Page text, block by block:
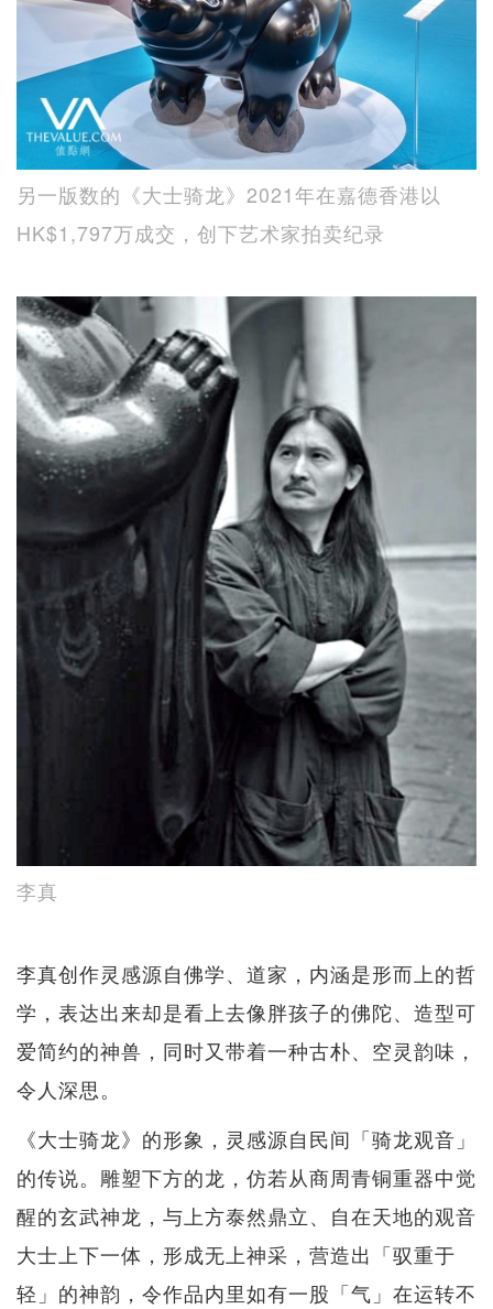
另一版数的《大士骑龙》2021年在嘉德香港以
HK$1,797万成交，创下艺术家拍卖纪录
李真
李真创作灵感源自佛学、道家，内涵是形而上的哲
学，表达出来却是看上去像胖孩子的佛陀、造型可
爱简约的神兽，同时又带着一种古朴、空灵韵味，
令人深思。
《大士骑龙》的形象，灵感源自民间「骑龙观音」
的传说。雕塑下方的龙，仿若从商周青铜重器中觉
醒的玄武神龙，与上方泰然鼎立、自在天地的观音
大士上下一体，形成无上神采，营造出「驭重于
轻」的神韵，令作品内里如有一股「气」在运转不